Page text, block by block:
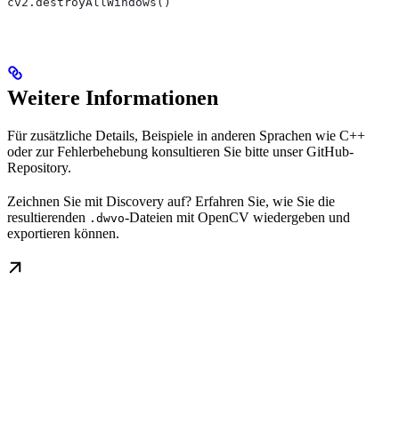
Weitere Informationen
Für zusätzliche Details, Beispiele in anderen Sprachen wie C++
oder zur Fehlerbehebung konsultieren Sie bitte unser GitHub-
Repository.
Zeichnen Sie mit Discovery auf? Erfahren Sie, wie Sie die
resultierenden .dwvo-Dateien mit OpenCV wiedergeben und
exportieren können.